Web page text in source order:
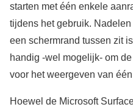
starten met één enkele
tijdens het gebruik.
een schermrand tussen zit
handig -wel mogelijk- om
voor het weergeven van
Hoewel de Microsoft